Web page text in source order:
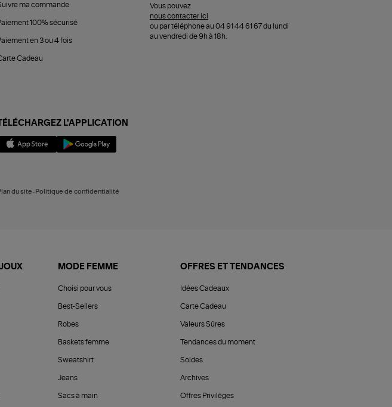
ma commande
100% sécurisé
en 3 ou 4 fois
Cadeau
Vous pouvez
nous contacter ici
ou par téléphone au 04 91 44 61 67 du lundi
au vendredi de 9h à 18h.
L'APPLICATION
du site-Politique de confidentialité
MODE FEMME
Choisi pour vous
Best-Sellers
Robes
Baskets femme
Sweatshirt
Jeans
Sacs à main
OFFRES ET TENDANCES
Idées Cadeaux
Carte Cadeau
Valeurs Sûres
Tendances du moment
Soldes
Archives
Offres Privilèges